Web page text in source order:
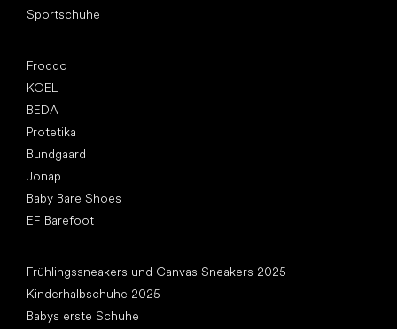
Sportschuhe
Froddo
KOEL
BEDA
Protetika
Bundgaard
Jonap
Baby Bare Shoes
EF Barefoot
Frühlingssneakers und Canvas Sneakers 2025
Kinderhalbschuhe 2025
Babys erste Schuhe